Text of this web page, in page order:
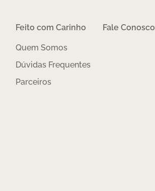
Feito com Carinho
Quem Somos
Dúvidas Frequentes
Parceiros
Fale Conosco